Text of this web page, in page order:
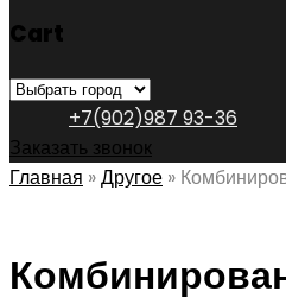
Cart
+7(902)987 93-36
Заказать звонок
Главная »Другое »